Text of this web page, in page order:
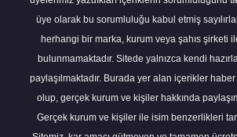
üye olarak bu sorumluluğu kabul etmiş
herhangi bir marka, kurum veya şahıs şirketi
bulunmamaktadır. Sitede yalnızca kendi
paylaşılmaktadır. Burada yer alan içerikler
olup, gerçek kurum ve kişiler hakkında
Gerçek kurum ve kişiler ile isim benzerlikleri